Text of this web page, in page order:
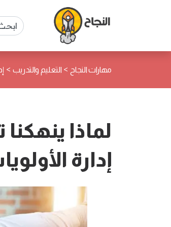
مهارات النجاح > التعليم والتدريب >
لماذا
إدارة